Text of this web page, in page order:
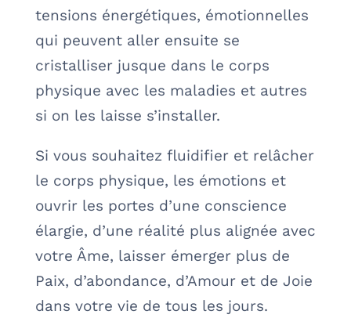
tensions énergétiques, émotionnelles
qui peuvent aller ensuite se
cristalliser jusque dans le corps
physique avec les maladies et autres
si on les laisse s’installer.
Si vous souhaitez fluidifier et relâcher
le corps physique, les émotions et
ouvrir les portes d’une conscience
élargie, d’une réalité plus alignée avec
votre Âme, laisser émerger plus de
Paix, d’abondance, d’Amour et de Joie
dans votre vie de tous les jours.